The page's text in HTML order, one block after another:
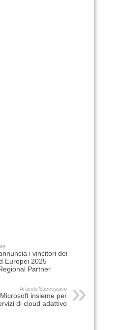
i vincitori dei
Europei 2025
Partner
Articolo Successivo
insieme per
di cloud adattivo